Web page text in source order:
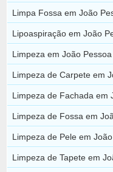
Limpa Fossa em João
Lipoaspiração em João
Limpeza em João
Limpeza de Carpete em
Limpeza de Fachada em
Limpeza de Fossa em
Limpeza de Pele em
Limpeza de Tapete em